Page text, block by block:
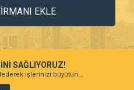
EKLE
SAĞLIYORUZ!
işlerinizi büyütün...